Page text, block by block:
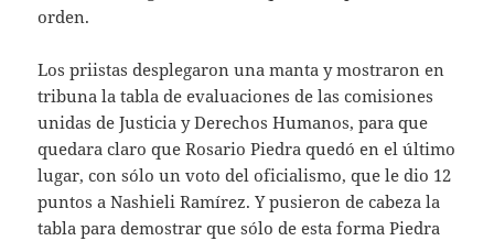
orden.
Los priistas desplegaron una manta y mostraron en
tribuna la tabla de evaluaciones de las comisiones
unidas de Justicia y Derechos Humanos, para que
quedara claro que Rosario Piedra quedó en el último
lugar, con sólo un voto del oficialismo, que le dio 12
puntos a Nashieli Ramírez. Y pusieron de cabeza la
tabla para demostrar que sólo de esta forma Piedra